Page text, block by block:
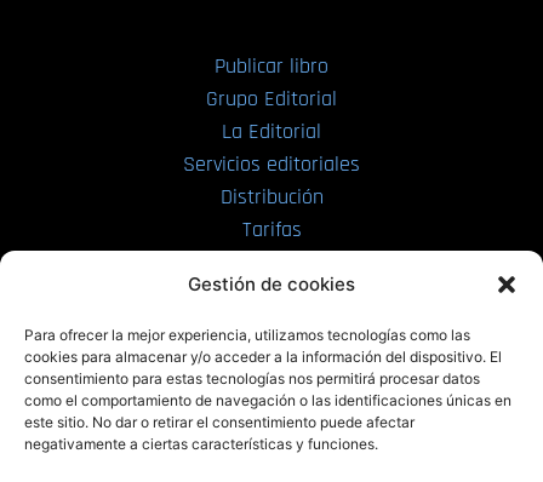
Gestión de cookies
Para ofrecer la mejor experiencia, utilizamos tecnologías como las
cookies para almacenar y/o acceder a la información del dispositivo. El
consentimiento para estas tecnologías nos permitirá procesar datos
como el comportamiento de navegación o las identificaciones únicas en
este sitio. No dar o retirar el consentimiento puede afectar
negativamente a ciertas características y funciones.
Publicar libro
Grupo Editorial
La Editorial
Servicios editoriales
Distribución
Tarifas
PRL | Films
PRL | Play
PRL | LAB